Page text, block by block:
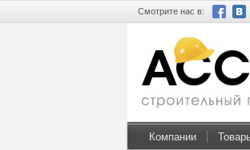
Смотрите нас в:
Компании